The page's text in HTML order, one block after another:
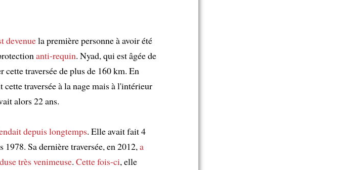
devenuela première personne à avoir été
anti-requin. Nyad, qui est âgée de
cette traversée de plus de 160 km. En
traversée à la nage mais à l'intérieur
alors 22 ans.
depuis longtemps. Elle avait fait 4
1978. Sa dernière traversée, en 2012,a
très venimeuse. Cette fois-ci, elle